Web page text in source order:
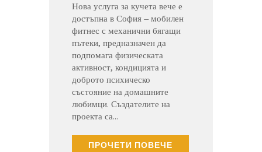
Нова услуга за кучета вече е
достъпна в София – мобилен
фитнес с механични бягащи
пътеки, предназначен да
подпомага физическата
активност, кондицията и
доброто психическо
състояние на домашните
любимци. Създателите на
проекта са…
ПРОЧЕТИ ПОВЕЧЕ